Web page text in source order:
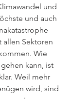
und
und auch
allen Sektoren
Wie
kann, ist
Weil mehr
wird, sind